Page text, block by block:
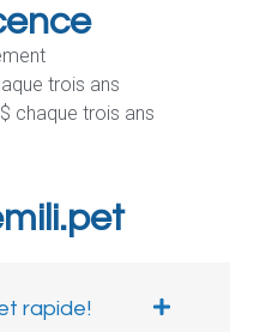
trois ans
chaque trois ans
rapide!